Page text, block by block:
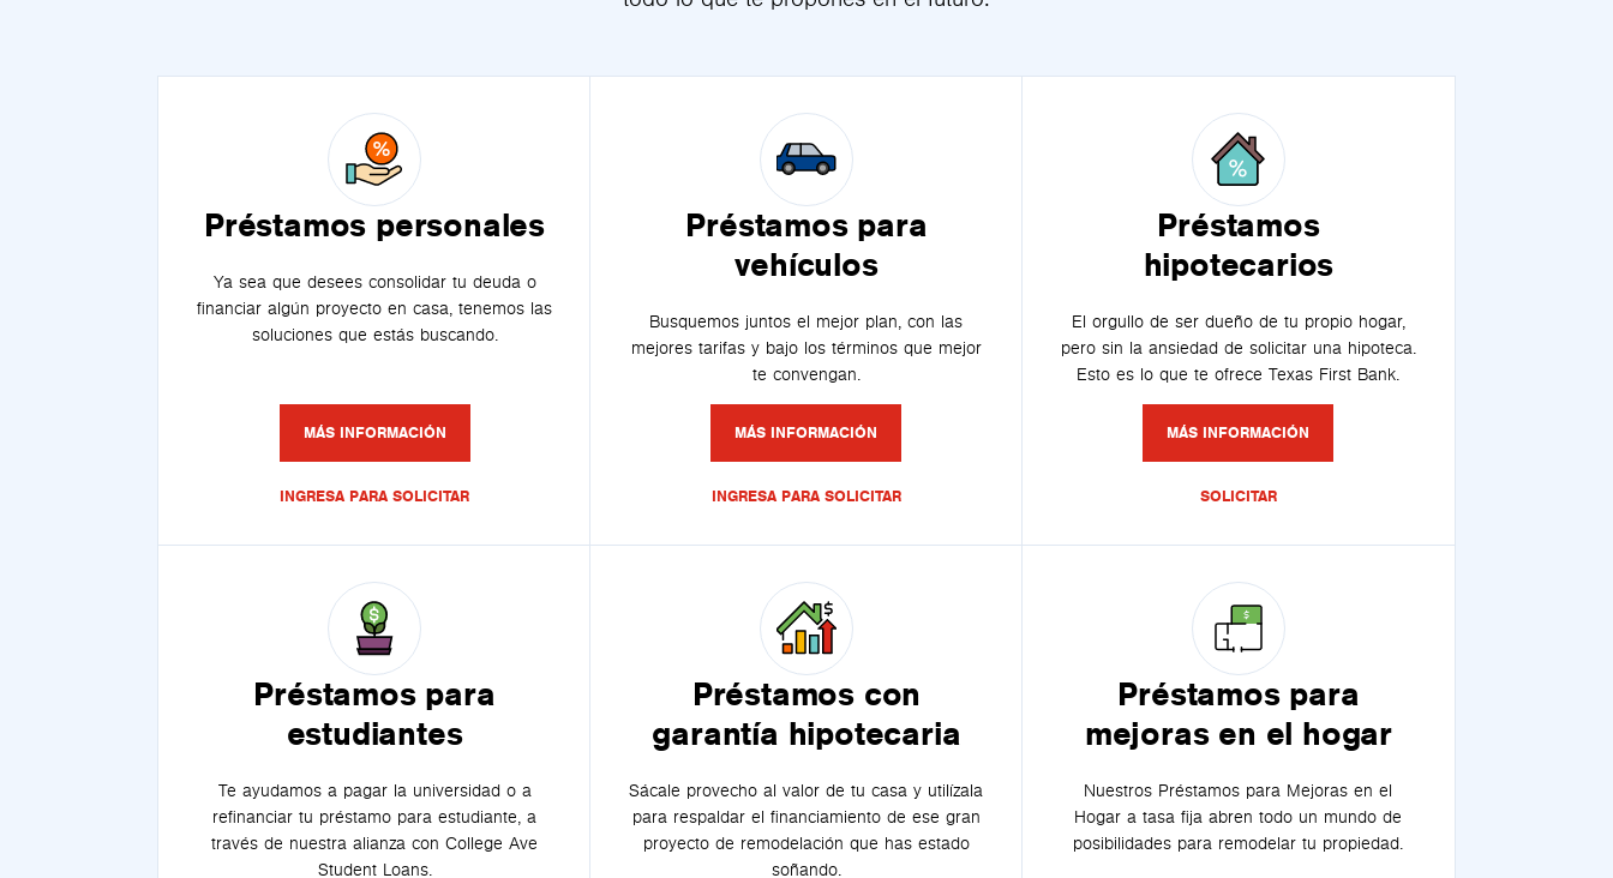
Préstamos personales
Ya sea que desees consolidar tu deuda o
financiar algún proyecto en casa, tenemos las
soluciones que estás buscando.
MÁS INFORMACIÓN
INGRESA PARA SOLICITAR
Préstamos para
vehículos
Busquemos juntos el mejor plan, con las
mejores tarifas y bajo los términos que mejor
te convengan.
MÁS INFORMACIÓN
INGRESA PARA SOLICITAR
Préstamos
hipotecarios
El orgullo de ser dueño de tu propio hogar,
pero sin la ansiedad de solicitar una hipoteca.
Esto es lo que te ofrece Texas First Bank.
MÁS INFORMACIÓN
SOLICITAR
Préstamos para
estudiantes
Te ayudamos a pagar la universidad o a
refinanciar tu préstamo para estudiante, a
través de nuestra alianza con College Ave
Student Loans.
Préstamos con
garantía hipotecaria
Sácale provecho al valor de tu casa y utilízala
para respaldar el financiamiento de ese gran
proyecto de remodelación que has estado
soñando.
Préstamos para
mejoras en el hogar
Nuestros Préstamos para Mejoras en el
Hogar a tasa fija abren todo un mundo de
posibilidades para remodelar tu propiedad.